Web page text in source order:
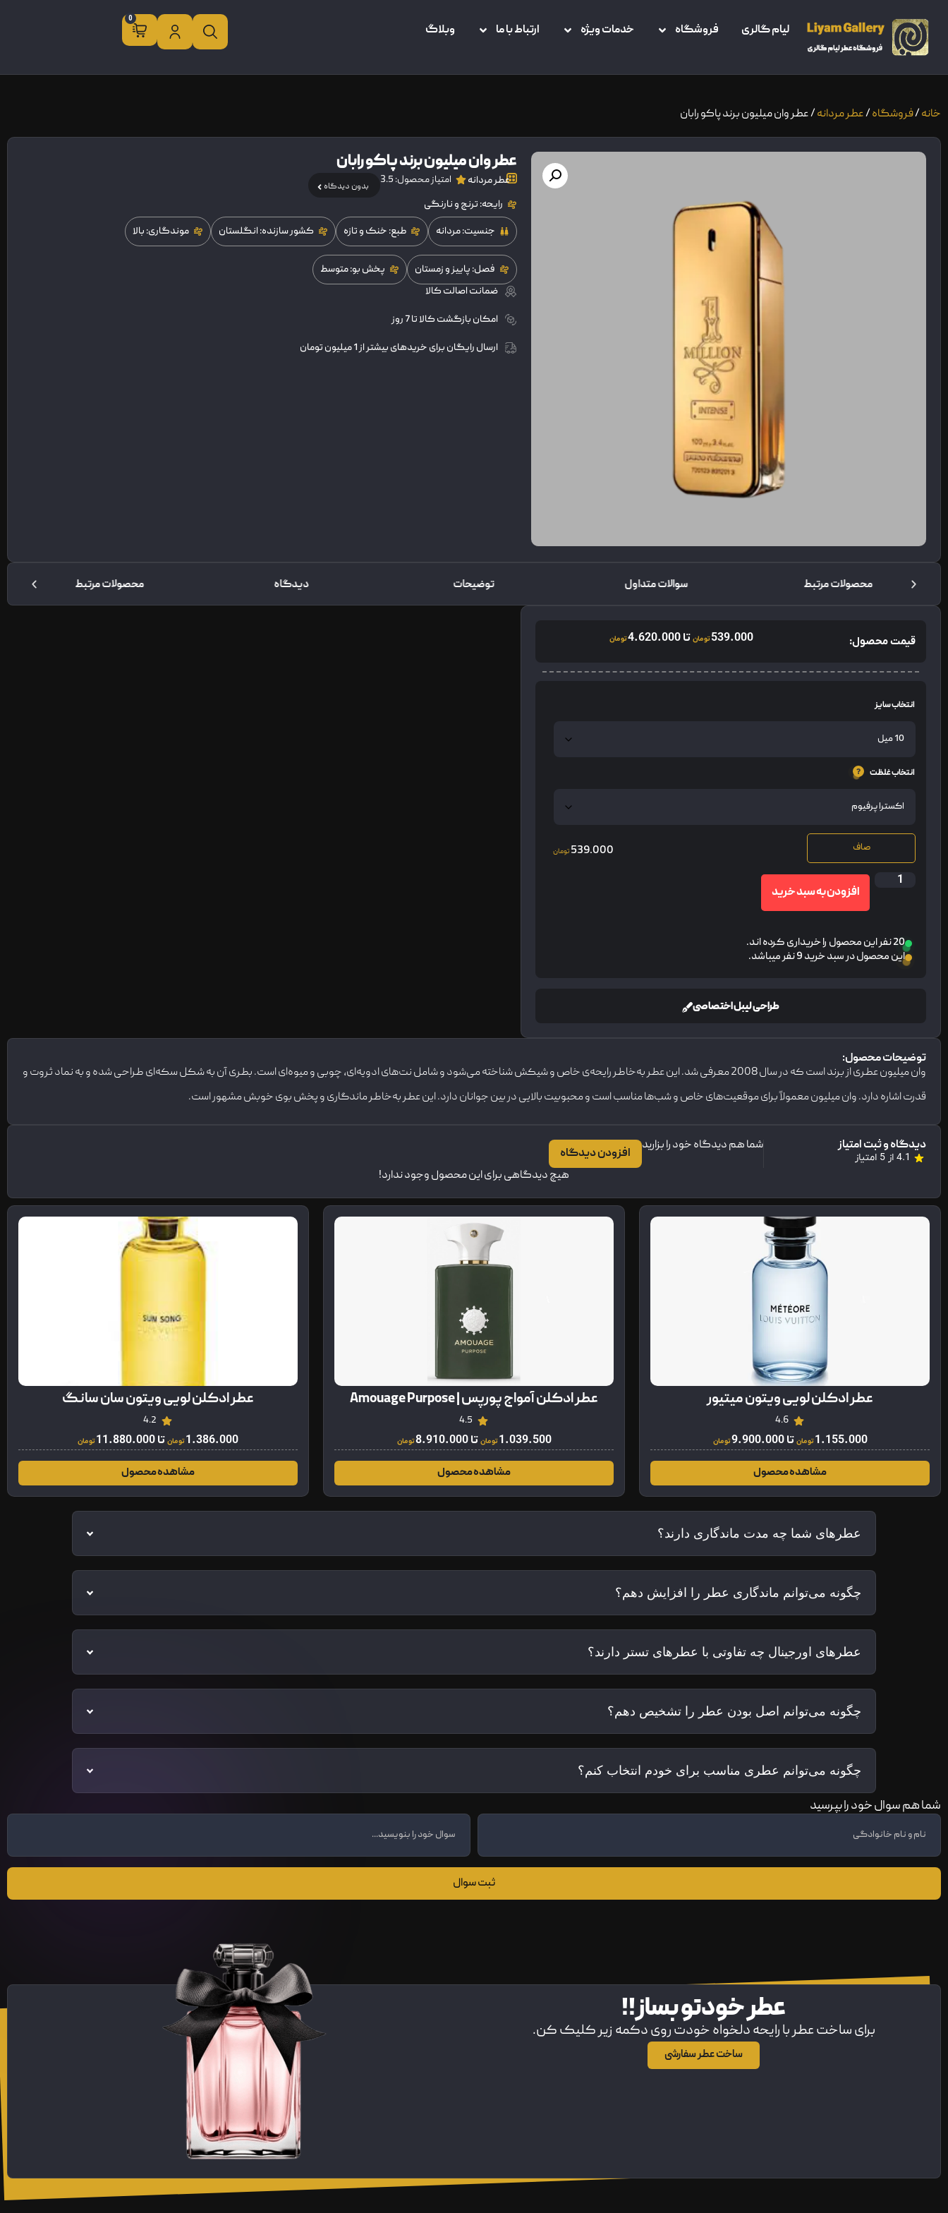
لیام گالری فروشگاه خدمات ویژه ارتباط با ما وبلاگ
0
خانه/فروشگاه/عطر مردانه/ عطر وان میلیون برند پاکو رابان
عطر وان میلیون برند پاکو رابان
عطر مردانه امتیاز محصول: 3.5 بدون دیدگاه
رایحه: ترنج و نارنگی
جنسیت: مردانه
طبع: خنک و تازه کشور سازنده: انگلستان موندگاری: بالا
فصل: پاییز و زمستان
پخش بو: متوسط
ضمانت اصالت کالا
امکان بازگشت کالا تا 7 روز
ارسال رایگان برای خریدهای بیشتر از 1 میلیون تومان
محصولات مرتبط سوالات متداول توضیحات دیدگاه محصولات مرتبط
قیمت محصول: 539.000تومان تا4.620.000تومان
انتخاب سایز
انتخاب غلظت
صاف 539.000 تومان
افزودن به سبد خرید
20 نفر این محصول را خریداری کرده اند.
این محصول در سبد خرید 9 نفر میباشد.
طراحی لیبل اختصاصی
توضیحات محصول:
وان میلیون عطری از برند است که در سال 2008 معرفی شد. این عطر به‌خاطر رایحه‌ی خاص و شیکش شناخته می‌شود و شامل نت‌های ادویه‌ای، چوبی و میوه‌ای است. بطری آن به شکل سکه‌ای طراحی شده و به نماد ثروت و
قدرت اشاره دارد. وان میلیون معمولاً برای موقعیت‌های خاص و شب‌ها مناسب است و محبوبیت بالایی در بین جوانان دارد. این عطر به‌خاطر ماندگاری و پخش بوی خوبش مشهور است.
دیدگاه و ثبت امتیاز
4.1 از 5 امتیاز
شما هم دیدگاه خود را بزارید
افزودن دیدگاه
هیچ دیدگاهی برای این محصول وجود ندارد!
عطر ادکلن لویی ویتون میتیور
4.6
1.155.000تومان تا9.900.000تومان
مشاهده محصول
عطر ادکلن آمواج پورپس | Amouage Purpose
4.5
1.039.500تومان تا8.910.000تومان
مشاهده محصول
عطر ادکلن لویی ویتون سان سانگ
4.2
1.386.000تومان تا 11.880.000تومان
مشاهده محصول
عطرهای شما چه مدت ماندگاری دارند؟
چگونه می‌توانم ماندگاری عطر را افزایش دهم؟
عطرهای اورجینال چه تفاوتی با عطرهای تستر دارند؟
چگونه می‌توانم اصل بودن عطر را تشخیص دهم؟
چگونه می‌توانم عطری مناسب برای خودم انتخاب کنم؟
شما هم سوال خود را بپرسید
ثبت سوال
عطر خودتو بساز!!
برای ساخت عطر با رایحه دلخواه خودت روی دکمه زیر کلیک کن.
ساخت عطر سفارشی